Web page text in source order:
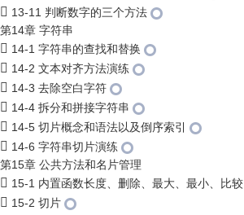
13-11 判断数字的三个方法
第14章 字符串
14-1 字符串的查找和替换
14-2 文本对齐方法演练
14-3 去除空白字符
14-4 拆分和拼接字符串
14-5 切片概念和语法以及倒序索引
14-6 字符串切片演练
第15章 公共方法和名片管理
15-1 内置函数长度、删除、最大、最小、比较
15-2 切片